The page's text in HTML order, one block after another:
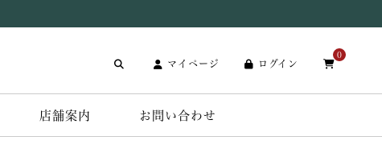
マイページ ログイン
0
店舗案内 お問い合わせ